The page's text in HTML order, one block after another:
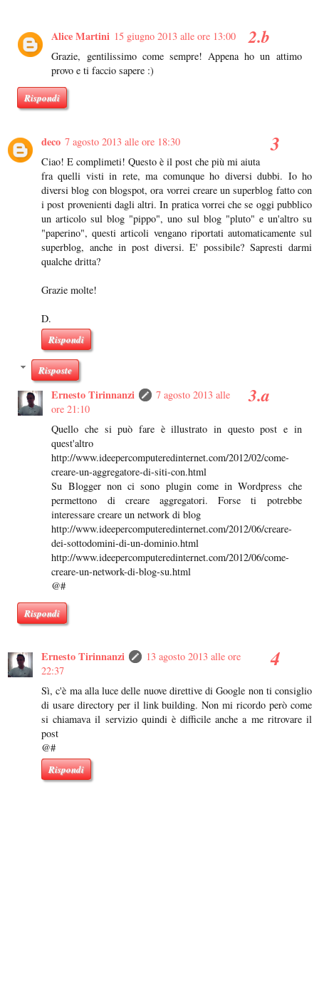
Alice Martini 15 giugno 2013 alle ore 13:00
Grazie, gentilissimo come sempre! Appena ho un attimo
provo e ti faccio sapere :)
Rispondi
deco 7 agosto 2013 alle ore 18:30
Ciao! E complimeti! Questo è il post che più mi aiuta
fra quelli visti in rete, ma comunque ho diversi dubbi. Io ho
diversi blog con blogspot, ora vorrei creare un superblog fatto con
i post provenienti dagli altri. In pratica vorrei che se oggi pubblico
un articolo sul blog "pippo", uno sul blog "pluto" e un'altro su
"paperino", questi articoli vengano riportati automaticamente sul
superblog, anche in post diversi. E' possibile? Sapresti darmi
qualche dritta?
Grazie molte!
D.
Rispondi
Risposte
Ernesto Tirinnanzi
7 agosto 2013 alle
ore 21:10
Quello che si può fare è illustrato in questo post e in
quest'altro
http://www.ideepercomputeredinternet.com/2012/02/come-
creare-un-aggregatore-di-siti-con.html
Su Blogger non ci sono plugin come in Wordpress che
permettono di creare aggregatori. Forse ti potrebbe
interessare creare un network di blog
http://www.ideepercomputeredinternet.com/2012/06/creare-
dei-sottodomini-di-un-dominio.html
http://www.ideepercomputeredinternet.com/2012/06/come-
creare-un-network-di-blog-su.html
@#
Rispondi
Ernesto Tirinnanzi
13 agosto 2013 alle ore
22:37
Sì, c'è ma alla luce delle nuove direttive di Google non ti consiglio
di usare directory per il link building. Non mi ricordo però come
si chiamava il servizio quindi è difficile anche a me ritrovare il
post
@#
Rispondi